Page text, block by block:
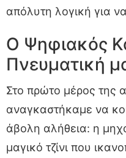
απόλυτη λογική για
Ο Ψηφιακός
Πνευματική
Στο πρώτο μέρος της
αναγκαστήκαμε να
άβολη αλήθεια: η
μαγικό τζίνι που